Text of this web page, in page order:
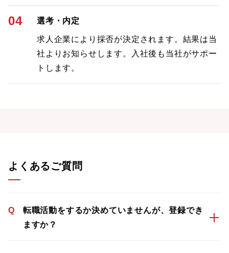
04 選考・内定
求人企業により採否が決定されます。結果は当
社よりお知らせします。入社後も当社がサポー
トします。
よくあるご質問
Q
転職活動をするか決めていませんが、登録でき
ますか？